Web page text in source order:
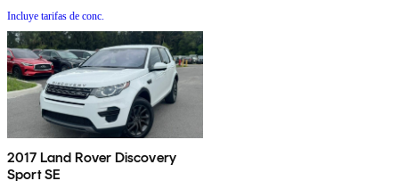
Incluye tarifas de conc.
2017 Land Rover Discovery
Sport SE